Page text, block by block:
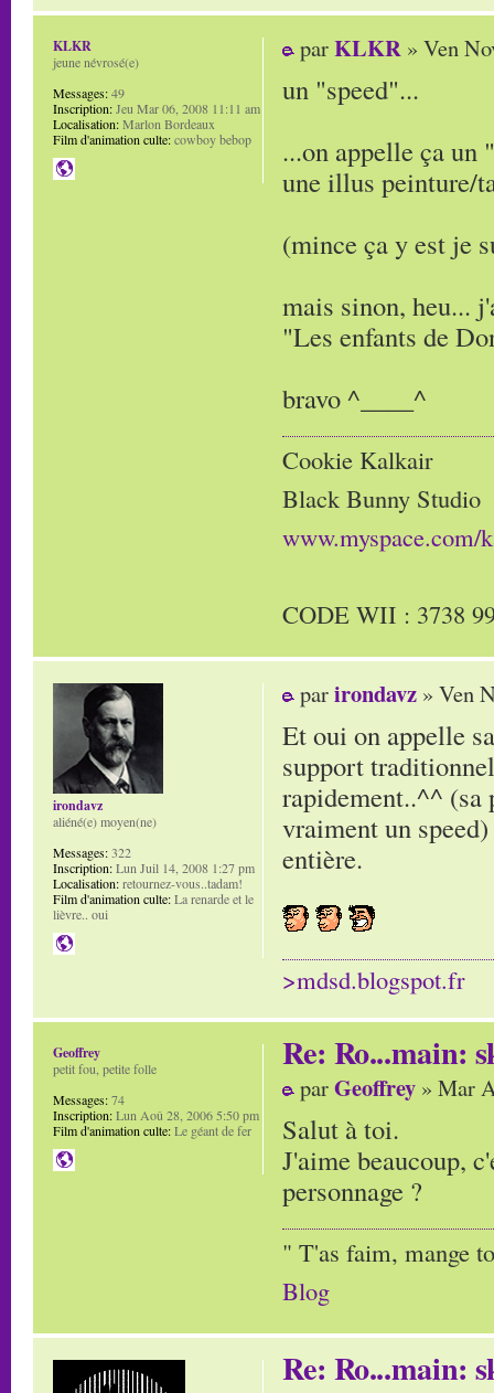
parKLKR » Ven
un "speed"...
...on appelle ça un
une illus peinture/
(mince ça y est je
mais sinon, heu...
"Les enfants de
bravo ^____^
Cookie Kalkair
Black Bunny Studio
www.myspace.com/
CODE WII : 3738
KLKR
jeune névrosé(e)
Messages:49
Inscription:Jeu Mar 06, 2008 11:11 am
Localisation:Marlon Bordeaux
Film d'animation culte:cowboy bebop
parirondavz » Ven
Et oui on appelle
support
rapidement..^^ (sa
vraiment un
entière.
>mdsd.blogspot.fr
irondavz
aliéné(e) moyen(ne)
Messages:322
Inscription:Lun Juil 14, 2008 1:27 pm
Localisation:retournez-vous..tadam!
Film d'animation culte:La renarde et le
lièvre.. oui
Re: Ro...main:
parGeoffrey » Mar
Salut à toi.
J'aime beaucoup,
personnage ?
" T'as faim, mange
Blog
Geoffrey
petit fou, petite folle
Messages:74
Inscription:Lun Aoû 28, 2006 5:50 pm
Film d'animation culte:Le géant de fer
Re: Ro...main: